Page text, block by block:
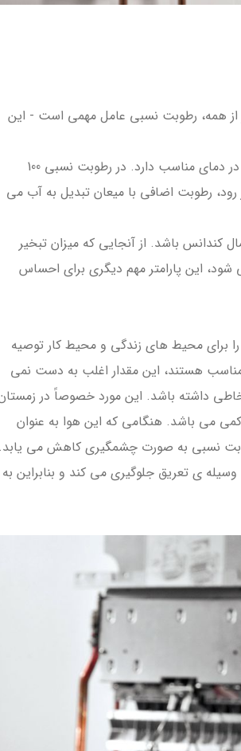
از همه، رطوبت نسبی عامل مهمی است - این
با رطوبت نسبی 50 درصد، هوا فقط نصف حداکثر مقدار بخار آب را در دمای مناسب دارد. در رطوبت نسبی 100
اشباع می شود. اگر از 100% اشباع فراتر رود، رطوبت اضافی با میعان تبدیل به آب می
کندانس باشد. از آنجایی که میزان تبخیر
این پارامتر مهم دیگری برای احساس
بهداشت محیط رطوبت نسبی حدود 50 درصد را برای محیط های زندگی و محیط کار توصیه
هستند، این مقدار اغلب به دست نمی
داشته باشد. این مورد خصوصاً در
می باشد. هنگامی که این هوا به عنوان
نسبی به صورت چشمگیری کاهش می یابد.
ی تعریق جلوگیری می کند و بنابراین به